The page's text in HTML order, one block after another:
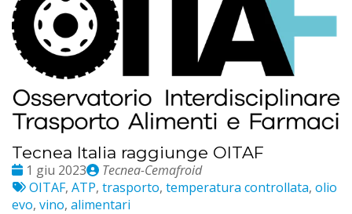
Tecnea Italia raggiunge OITAF
Date
:
1 giu 2023
Publié
par
Tecnea-Cemafroid
Etichette:
OITAF, ATP, trasporto, temperatura controllata, olio
evo, vino, alimentari